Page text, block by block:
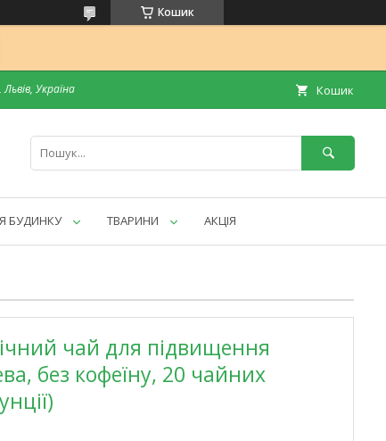
Кошик
Україна Кошик
БУДИНКУ ТВАРИНИ АКЦІЯ
чай для підвищення
без кофеїну, 20 чайних